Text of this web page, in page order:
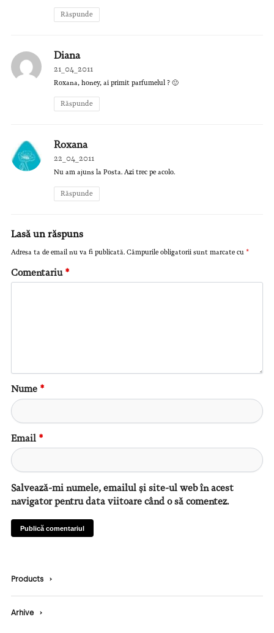
Răspunde
Diana
21_04_2011
Roxana, honey, ai primit parfumelul ? 🙂
Răspunde
Roxana
22_04_2011
Nu am ajuns la Posta. Azi trec pe acolo.
Răspunde
Lasă un răspuns
Adresa ta de email nu va fi publicată. Câmpurile obligatorii sunt marcate cu *
Comentariu *
Nume *
Email *
Salvează-mi numele, emailul și site-ul web în acest
navigator pentru data viitoare când o să comentez.
Products ›
Arhive ›